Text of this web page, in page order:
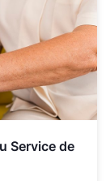
Service de